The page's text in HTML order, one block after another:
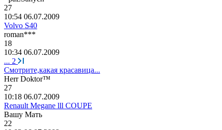
27
10:54 06.07.2009
Volvo S40
roman***
18
10:34 06.07.2009
... 2
Смотрите,какая красавица...
Herr Doktor™
27
10:18 06.07.2009
Renault Megane lll COUPE
Baшу Maть
22